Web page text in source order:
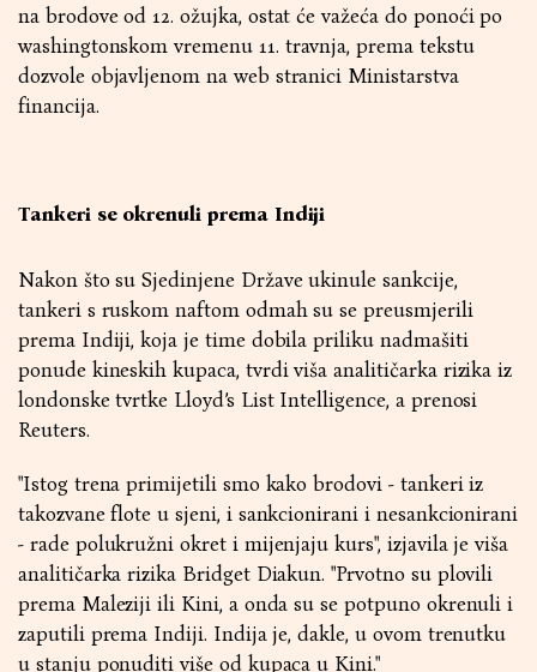
na brodove od 12. ožujka, ostat će važeća do ponoći po
washingtonskom vremenu 11. travnja, prema tekstu
dozvole objavljenom na web stranici Ministarstva
financija.
Tankeri se okrenuli prema Indiji
Nakon što su Sjedinjene Države ukinule sankcije,
tankeri s ruskom naftom odmah su se preusmjerili
prema Indiji, koja je time dobila priliku nadmašiti
ponude kineskih kupaca, tvrdi viša analitičarka rizika iz
londonske tvrtke Lloyd’s List Intelligence, a prenosi
Reuters.
"Istog trena primijetili smo kako brodovi - tankeri iz
takozvane flote u sjeni, i sankcionirani i nesankcionirani
- rade polukružni okret i mijenjaju kurs", izjavila je viša
analitičarka rizika Bridget Diakun. "Prvotno su plovili
prema Maleziji ili Kini, a onda su se potpuno okrenuli i
zaputili prema Indiji. Indija je, dakle, u ovom trenutku
u stanju ponuditi više od kupaca u Kini."